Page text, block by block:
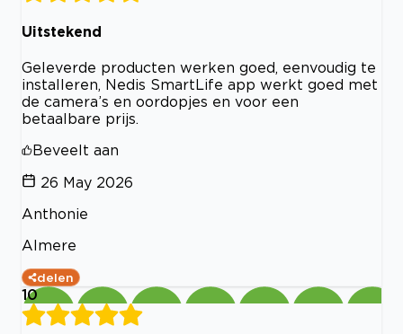
Uitstekend
Geleverde producten werken goed, eenvoudig te
installeren, Nedis SmartLife app werkt goed met
de camera’s en oordopjes en voor een
betaalbare prijs.
Beveelt aan
26 May 2026
Anthonie
Almere
delen
10